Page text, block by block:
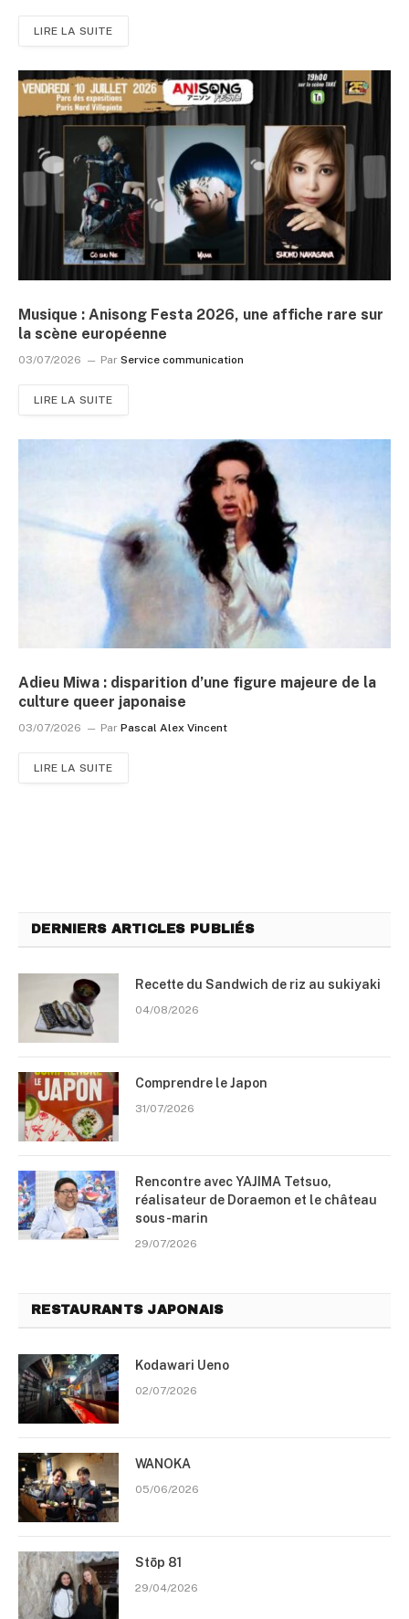
LIRE LA SUITE
Musique : Anisong Festa 2026, une affiche rare sur
la scène européenne
03/07/2026 Par Service communication
LIRE LA SUITE
Adieu Miwa : disparition d’une figure majeure de la
culture queer japonaise
03/07/2026 Par Pascal Alex Vincent
LIRE LA SUITE
DERNIERS ARTICLES PUBLIÉS
Recette du Sandwich de riz au sukiyaki
04/08/2026
Comprendre le Japon
31/07/2026
Rencontre avec YAJIMA Tetsuo,
réalisateur de Doraemon et le château
sous-marin
29/07/2026
RESTAURANTS JAPONAIS
Kodawari Ueno
02/07/2026
WANOKA
05/06/2026
Stōp 81
29/04/2026